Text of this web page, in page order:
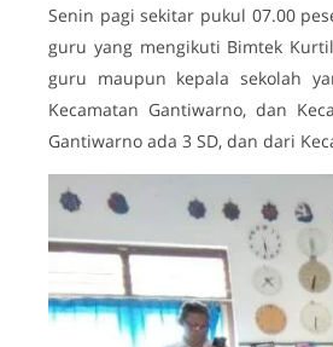
Senin pagi sekitar pukul 07.00
guru yang mengikuti Bimtek
guru maupun kepala sekolah
Kecamatan Gantiwarno, dan
Gantiwarno ada 3 SD, dan dari